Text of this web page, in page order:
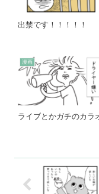
出禁です！！！！！
漫画
ライブとかガチのカラ